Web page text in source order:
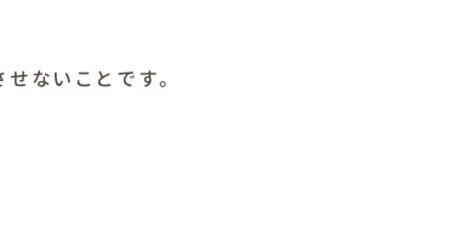
ないことです。